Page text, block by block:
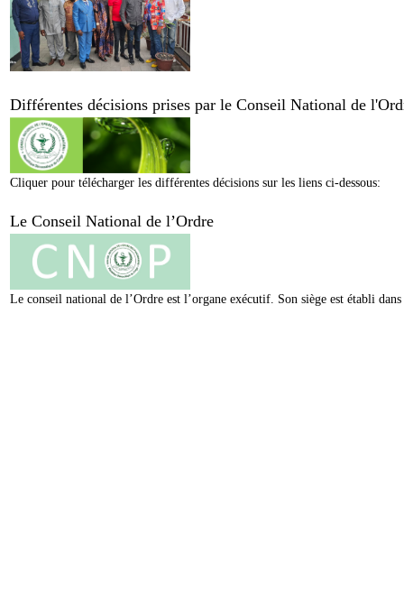
Différentes décisions prises par le Conseil National de
Cliquer pour télécharger les différentes décisions sur les liens ci-dessous:
Le Conseil National de l’Ordre
Le conseil national de l’Ordre est l’organe exécutif. Son siège est établi